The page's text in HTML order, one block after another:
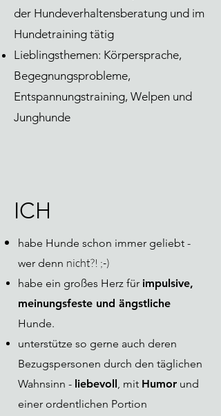
der Hundeverhaltensberatung und im
Hundetraining tätig
Lieblingsthemen: Körpersprache,
Begegnungsprobleme,
Entspannungstraining, Welpen und
Junghunde
ICH
habe Hunde schon immer geliebt -
wer denn nicht?! ;-)
habe ein großes Herz für impulsive,
meinungsfeste und ängstliche
Hunde.
unterstütze so gerne auch deren
Bezugspersonen durch den täglichen
Wahnsinn - liebevoll , mit Humor und
einer ordentlichen Portion